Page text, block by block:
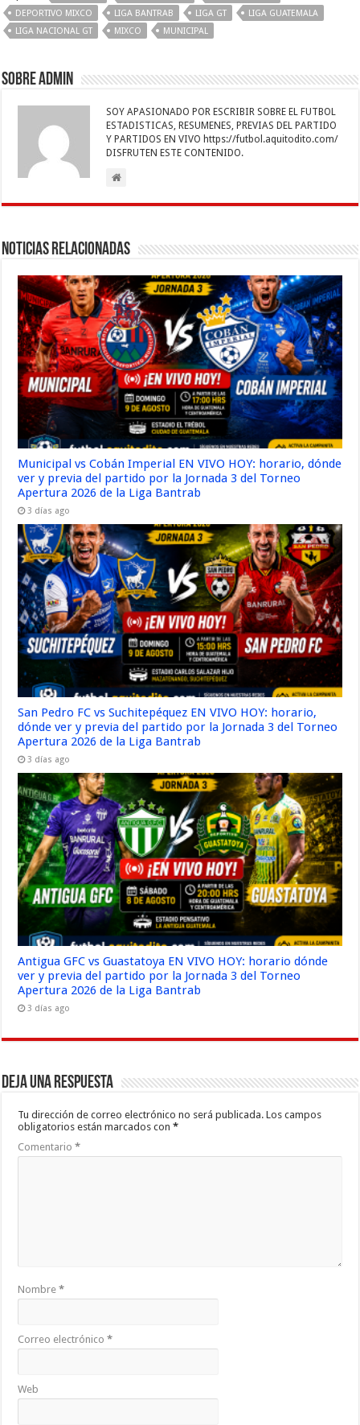
o
o
k
p
p
dI
n
g
er
a
ar
r
DEPORTIVO MIXCO
LIGA BANTRAB LIGA GT
LIGA GUATEMALA
LIGA NACIONAL GT
MIXCO MUNICIPAL
Sobre admin
SOY APASIONADO POR ESCRIBIR SOBRE EL FUTBOL
ESTADISTICAS, RESUMENES, PREVIAS DEL PARTIDO
Y PARTIDOS EN VIVO https://futbol.aquitodito.com/
DISFRUTEN ESTE CONTENIDO.
Noticias Relacionadas
Municipal vs Cobán Imperial EN VIVO HOY: horario, dónde
ver y previa del partido por la Jornada 3 del Torneo
Apertura 2026 de la Liga Bantrab
3 días ago
San Pedro FC vs Suchitepéquez EN VIVO HOY: horario,
dónde ver y previa del partido por la Jornada 3 del Torneo
Apertura 2026 de la Liga Bantrab
3 días ago
Antigua GFC vs Guastatoya EN VIVO HOY: horario dónde
ver y previa del partido por la Jornada 3 del Torneo
Apertura 2026 de la Liga Bantrab
3 días ago
Deja una respuesta
Tu dirección de correo electrónico no será publicada. Los campos
obligatorios están marcados con*
Comentario*
Nombre*
Correo electrónico*
Web